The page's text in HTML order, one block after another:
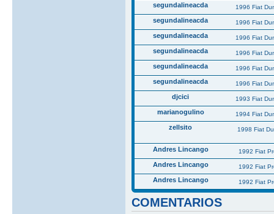
segundalineacda 1996 Fiat
segundalineacda 1996 Fiat
segundalineacda 1996 Fiat
segundalineacda 1996 Fiat
segundalineacda 1996 Fiat
segundalineacda 1996 Fiat
djcici 1993 Fiat
marianogulino 1994 Fiat
zellsito 1998 Fiat
Andres Lincango 1992 Fiat
Andres Lincango 1992 Fiat
Andres Lincango 1992 Fiat
COMENTARIOS